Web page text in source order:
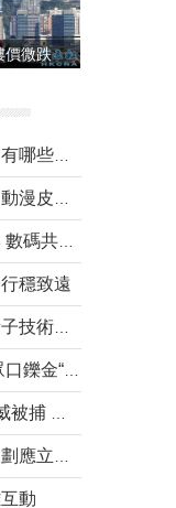
價微跌
穩致遠
動